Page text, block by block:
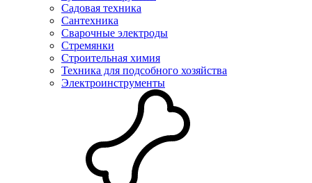
Садовая техника
Сантехника
Сварочные электроды
Стремянки
Строительная химия
Техника для подсобного хозяйства
Электроинструменты